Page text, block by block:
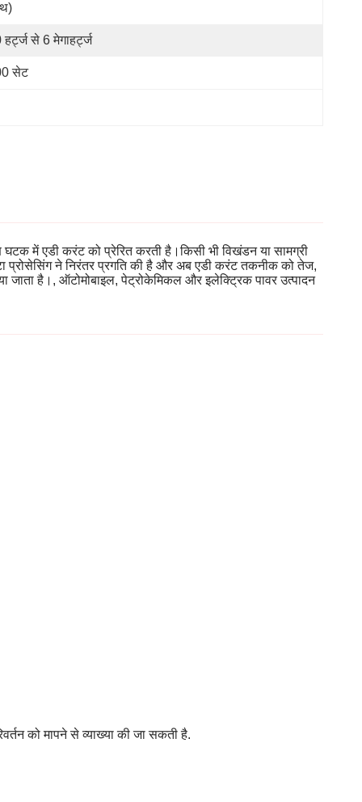
हर्ट्ज से 6 मेगाहर्ट्ज
सेट
में एडी करंट को प्रेरित करती है।किसी भी विखंडन या सामग्री
प्रोसेसिंग ने निरंतर प्रगति की है और अब एडी करंट तकनीक को तेज,
है।, ऑटोमोबाइल, पेट्रोकेमिकल और इलेक्ट्रिक पावर उत्पादन
को मापने से व्याख्या की जा सकती है.